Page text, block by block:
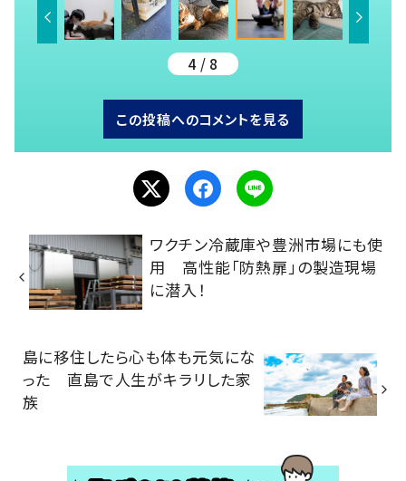
4 / 8
この投稿へのコメントを見る
ワクチン冷蔵庫や豊洲市場にも使
用 高性能「防熱扉」の製造現場
に潜入！
島に移住したら心も体も元気にな
った 直島で人生がキラリした家
族